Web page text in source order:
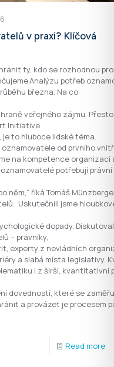
v praxi? Klíčová
ty, kdo se rozhodnou
Analýzu potřeb
března. Na co
veřejného zájmu.
Initiative.
to hluboce lidské téma.
od prvního
na kompetence
potřebují
něm,“ říká Tomáš
Uskutečnili jsme
dopady.
– právníky,
experty z nevládních
a slabá místa legislativy.
i z širší, kvantitativní
dovedností, které se
a provázet je procesem
Read more